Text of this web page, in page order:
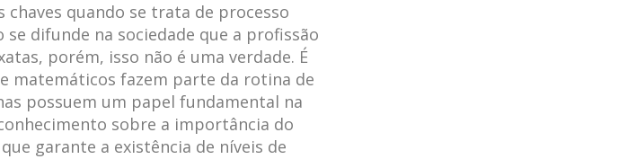
quando se trata de processo
difunde na sociedade que a profissão
porém, isso não é uma verdade. É
matemáticos fazem parte da rotina de
possuem um papel fundamental na
sobre a importância do
garante a existência de níveis de